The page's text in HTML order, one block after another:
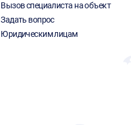
Вызов специалиста на объект
Задать вопрос
Юридическим лицам